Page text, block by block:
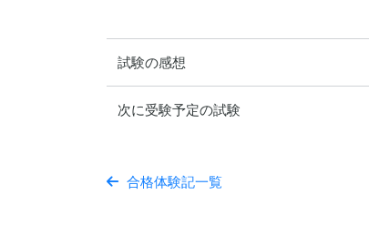
試験の感想
次に受験予定の試験
合格体験記一覧